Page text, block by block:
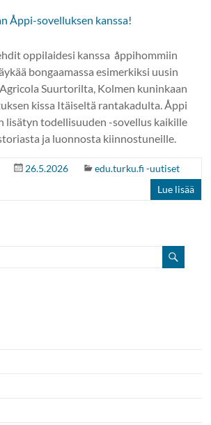
Åppi-sovelluksen kanssa!
oppilaidesi kanssa åppihommiin
bongaamassa esimerkiksi uusin
Suurtorilta, Kolmen kuninkaan
kissa Itäiseltä rantakadulta. Åppi
lisätyn todellisuuden -sovellus kaikille
ja luonnosta kiinnostuneille.
26.5.2026
edu.turku.fi -uutiset
Lue lisää